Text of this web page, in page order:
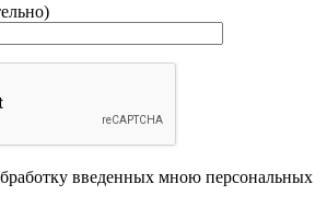
введенных мною персональных